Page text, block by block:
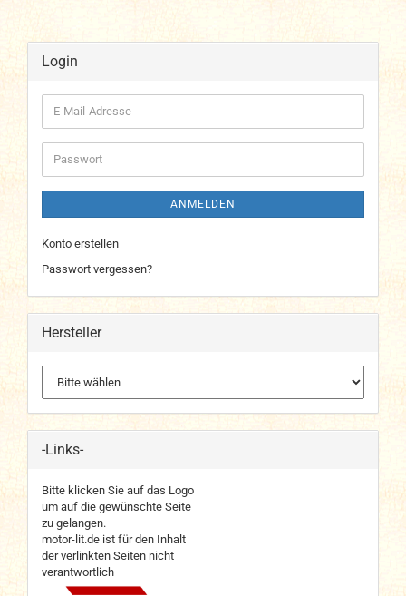
Login
E-
Mail-
Adresse
Passwort
ANMELDEN
Konto erstellen
Passwort vergessen?
Hersteller
-Links-
Bitte klicken Sie auf das Logo
um auf die gewünschte Seite
zu gelangen.
motor-lit.de ist für den Inhalt
der verlinkten Seiten nicht
verantwortlich